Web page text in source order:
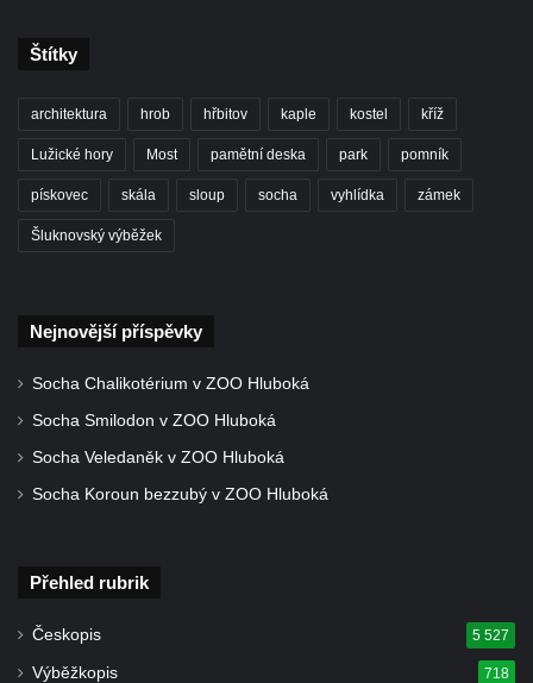
Hrob Jiřího Kasala na hřbitově v Dubé
Pomník padlým rudoarmějcům na hřbitově
v Dubé
Pomník obětem 2. světové války v Dubé
Pomník obětem 1. světové války na hřbitově
Šenově
Hrob Rudolfa Hovorky na hřbitově ve
Velkém Šenově
Velkém Šenově
Hrob Heinricha Wünscheho na hřbitově ve
Štítky
architektura hrob hřbitov kaple kostel kříž
Lužické hory Most pamětní deska park pomník
pískovec skála sloup socha vyhlídka zámek
Šluknovský výběžek
Nejnovější příspěvky
Socha Chalikotérium v ZOO Hluboká
Socha Smilodon v ZOO Hluboká
Socha Veledaněk v ZOO Hluboká
Socha Koroun bezzubý v ZOO Hluboká
Přehled rubrik
Českopis 5 527
Výběžkopis 718